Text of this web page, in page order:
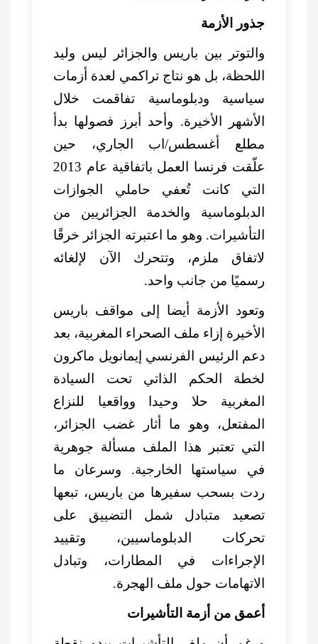
جذور الأزمة
والتوتر بين باريس والجزائر ليس وليد
اللحظة، بل هو نتاج تراكمي لعدة أزمات
سياسية ودبلوماسية تفاقمت خلال
الأشهر الأخيرة. وأحد أبرز فصولها بدأ
مطلع أغسطس/اب الجاري، حين
علّقت فرنسا العمل باتفاقية عام 2013
التي كانت تُعفي حاملي الجوازات
الدبلوماسية والخدمة الجزائريين من
التأشيرات. وهو ما اعتبرته الجزائر خرقًا
لاتفاق ملزم، وتتحرك الآن لإلغائه
رسميًا من جانب واحد.
وتعود الأزمة أيضا إلى مواقف باريس
الأخيرة إزاء ملف الصحراء المغربية، بعد
دعم الرئيس الفرنسي إيمانويل ماكرون
لخطة الحكم الذاتي تحت السيادة
المغربية حلا وحيدا وواقعيا للنزاع
المفتعل، وهو ما أثار غضب الجزائر،
التي تعتبر هذا الملف مسألة جوهرية
في سياستها الخارجية. وسرعان ما
ردت بسحب سفيرها من باريس، تبعها
تصعيد متبادل شمل التضييق على
تحركات الدبلوماسيين، وتقييد
الإجراءات في المطارات، وتبادل
الاتهامات حول ملف الهجرة.
أعمق من أزمة التأشيرات